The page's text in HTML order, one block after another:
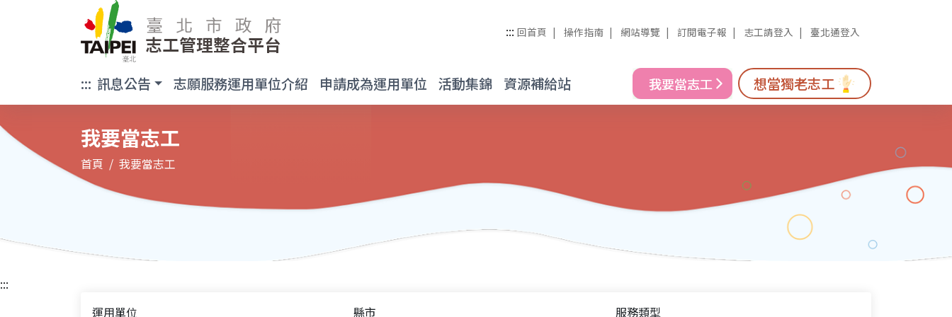
臺北市政府 志工管理整合平台 ::: 回首頁 操作指南 網站導覽 訂閱電子報 志工請登入 臺北通登入
::: 訊息公告 志願服務運用單位介紹 申請成為運用單位 活動集錦 資源補給站 想當獨老志工
我要當志工
首頁 我要當志工
:::
運用單位
縣市 服務類型